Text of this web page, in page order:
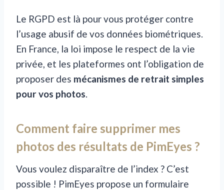
Le RGPD est là pour vous protéger contre
l’usage abusif de vos données biométriques.
En France, la loi impose le respect de la vie
privée, et les plateformes ont l’obligation de
proposer des mécanismes de retrait simples
pour vos photos.
Comment faire supprimer mes
photos des résultats de PimEyes ?
Vous voulez disparaître de l’index ? C’est
possible ! PimEyes propose un formulaire